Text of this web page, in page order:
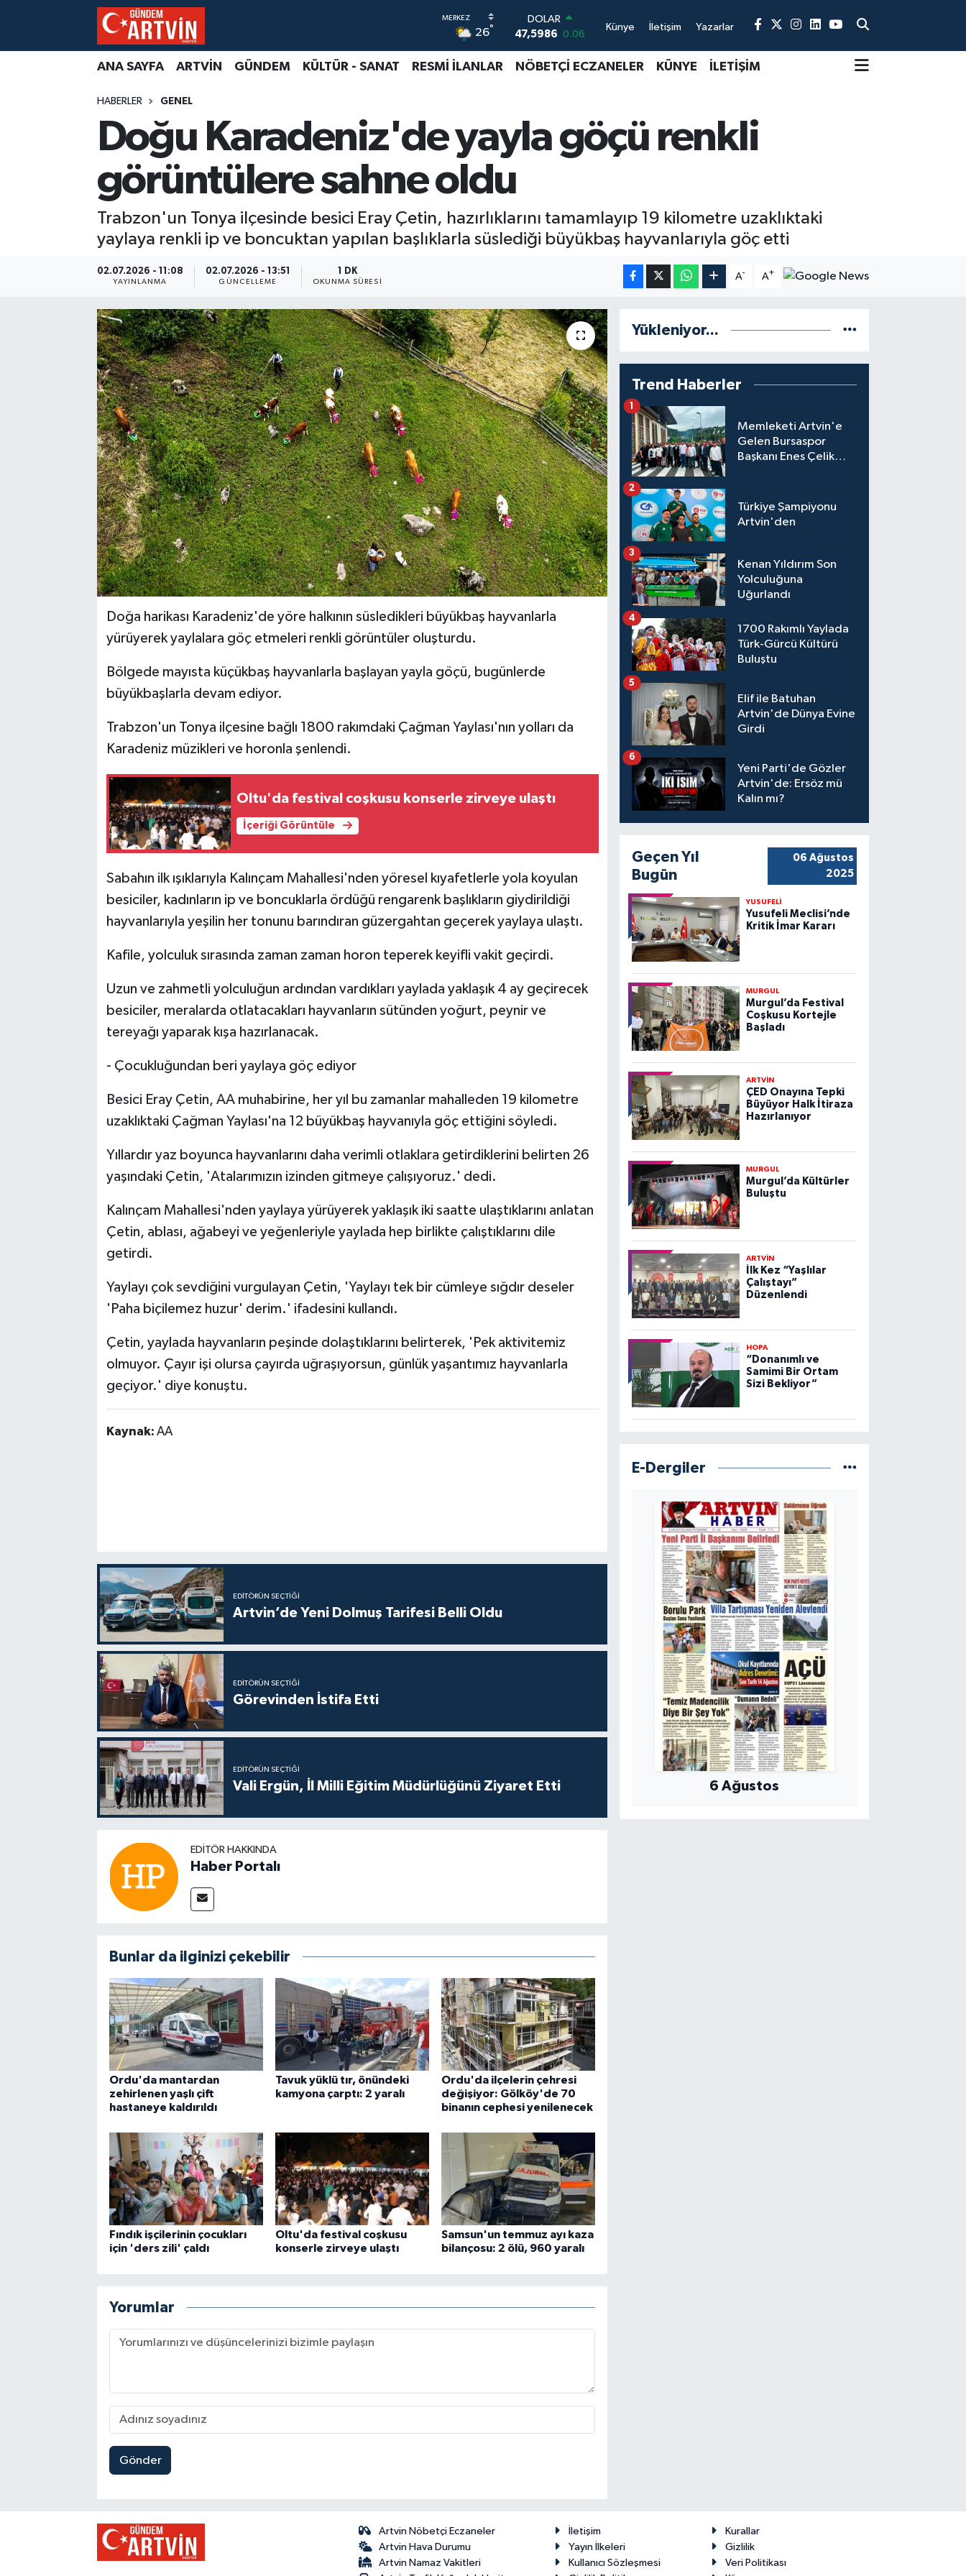
26°
DOLAR
47,5986 0.06
EURO
55,0700 0.1
6513.94
BİST100
13.768
48
64.602,05
Künye İletişim Yazarlar
ANA SAYFA ARTVİN GÜNDEM KÜLTÜR - SANAT RESMİ İLANLAR NÖBETÇİ ECZANELER KÜNYE İLETİŞİM
HABERLER GENEL
Doğu Karadeniz'de yayla göçü renkli
görüntülere sahne oldu
Trabzon'un Tonya ilçesinde besici Eray Çetin, hazırlıklarını tamamlayıp 19 kilometre uzaklıktaki
yaylaya renkli ip ve boncuktan yapılan başlıklarla süslediği büyükbaş hayvanlarıyla göç etti
02.07.2026 - 11:08
YAYINLANMA
02.07.2026 - 13:51
GÜNCELLEME
1 DK
OKUNMA SÜRESI
A- A+
Doğa harikası Karadeniz'de yöre halkının süsledikleri büyükbaş hayvanlarla
yürüyerek yaylalara göç etmeleri renkli görüntüler oluşturdu.
Bölgede mayısta küçükbaş hayvanlarla başlayan yayla göçü, bugünlerde
büyükbaşlarla devam ediyor.
Trabzon'un Tonya ilçesine bağlı 1800 rakımdaki Çağman Yaylası'nın yolları da
Karadeniz müzikleri ve horonla şenlendi.
Oltu'da festival coşkusu konserle zirveye ulaştı
İçeriği Görüntüle
Sabahın ilk ışıklarıyla Kalınçam Mahallesi'nden yöresel kıyafetlerle yola koyulan
besiciler, kadınların ip ve boncuklarla ördüğü rengarenk başlıkların giydirildiği
hayvanlarıyla yeşilin her tonunu barındıran güzergahtan geçerek yaylaya ulaştı.
Kafile, yolculuk sırasında zaman zaman horon teperek keyifli vakit geçirdi.
Uzun ve zahmetli yolculuğun ardından vardıkları yaylada yaklaşık 4 ay geçirecek
besiciler, meralarda otlatacakları hayvanların sütünden yoğurt, peynir ve
tereyağı yaparak kışa hazırlanacak.
- Çocukluğundan beri yaylaya göç ediyor
Besici Eray Çetin, AA muhabirine, her yıl bu zamanlar mahalleden 19 kilometre
uzaklıktaki Çağman Yaylası'na 12 büyükbaş hayvanıyla göç ettiğini söyledi.
Yıllardır yaz boyunca hayvanlarını daha verimli otlaklara getirdiklerini belirten 26
yaşındaki Çetin, 'Atalarımızın izinden gitmeye çalışıyoruz.' dedi.
Kalınçam Mahallesi'nden yaylaya yürüyerek yaklaşık iki saatte ulaştıklarını anlatan
Çetin, ablası, ağabeyi ve yeğenleriyle yaylada hep birlikte çalıştıklarını dile
getirdi.
Yaylayı çok sevdiğini vurgulayan Çetin, 'Yaylayı tek bir cümleye sığdır deseler
'Paha biçilemez huzur' derim.' ifadesini kullandı.
Çetin, yaylada hayvanların peşinde dolaştıklarını belirterek, 'Pek aktivitemiz
olmuyor. Çayır işi olursa çayırda uğraşıyorsun, günlük yaşantımız hayvanlarla
geçiyor.' diye konuştu.
Kaynak: AA
EDITÖRÜN SEÇTIĞI
Artvin’de Yeni Dolmuş Tarifesi Belli Oldu
EDITÖRÜN SEÇTIĞI
Görevinden İstifa Etti
EDITÖRÜN SEÇTIĞI
Vali Ergün, İl Milli Eğitim Müdürlüğünü Ziyaret Etti
EDITÖR HAKKINDA
Haber Portalı
Bunlar da ilginizi çekebilir
Ordu'da mantardan
zehirlenen yaşlı çift
hastaneye kaldırıldı
Tavuk yüklü tır, önündeki
kamyona çarptı: 2 yaralı
Ordu'da ilçelerin çehresi
değişiyor: Gölköy'de 70
binanın cephesi yenilenecek
Fındık işçilerinin çocukları
için 'ders zili' çaldı
Oltu'da festival coşkusu
konserle zirveye ulaştı
Samsun'un temmuz ayı kaza
bilançosu: 2 ölü, 960 yaralı
Yorumlar
Gönder
Yükleniyor...
Trend Haberler
Memleketi Artvin'e
Gelen Bursaspor
Başkanı Enes Çelik
1
Türkiye Şampiyonu
Artvin'den
2
Kenan Yıldırım Son
Yolculuğuna
Uğurlandı
3
1700 Rakımlı Yaylada
Türk-Gürcü Kültürü
Buluştu
4
Elif ile Batuhan
Artvin'de Dünya Evine
Girdi
5
Yeni Parti'de Gözler
Artvin'de: Ersöz mü
Kalın mı?
6
Geçen Yıl
Bugün
06 Ağustos
2025
YUSUFELİ
Yusufeli Meclisi’nde
Kritik İmar Kararı
MURGUL
Murgul’da Festival
Coşkusu Kortejle
Başladı
ARTVİN
ÇED Onayına Tepki
Büyüyor Halk İtiraza
Hazırlanıyor
MURGUL
Murgul’da Kültürler
Buluştu
ARTVİN
İlk Kez “Yaşlılar
Çalıştayı”
Düzenlendi
HOPA
“Donanımlı ve
Samimi Bir Ortam
Sizi Bekliyor”
E-Dergiler
6 Ağustos
Artvin Nöbetçi Eczaneler
Artvin Hava Durumu
Artvin Namaz Vakitleri
İletişim
Kurallar
Yayın İlkeleri
Gizlilik
Kullanıcı Sözleşmesi
Veri Politikası